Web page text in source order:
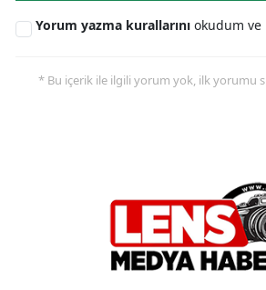
Yorum yazma kurallarını okudum
* Bu içerik ile ilgili yorum yok, ilk yorumu